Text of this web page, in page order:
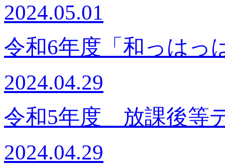
2024.05.01
令和6年度「和っはっ
2024.04.29
令和5年度 放課後等
2024.04.29